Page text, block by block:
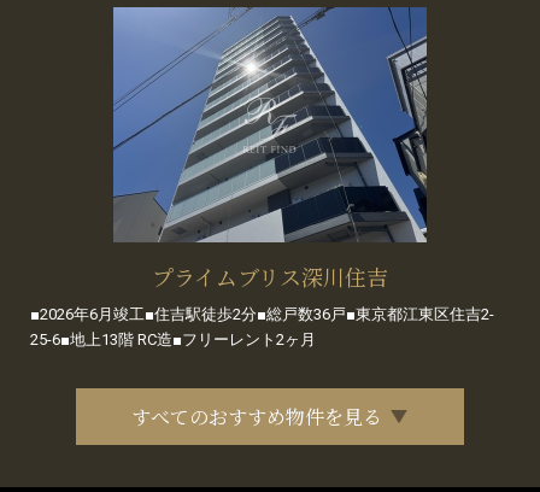
プライムブリス深川住吉
■2026年6月竣工■住吉駅徒歩2分■総戸数36戸■東京都江東区住吉2-
25-6■地上13階 RC造■フリーレント2ヶ月
すべてのおすすめ物件を見る